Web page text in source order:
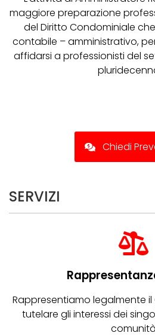
maggiore preparazione
del Diritto Condominiale
contabile – amministrativo,
affidarsi a professionisti del
Chiedi
SERVIZI
Rappresentiamo legalmente
tutelare gli interessi dei
comunità